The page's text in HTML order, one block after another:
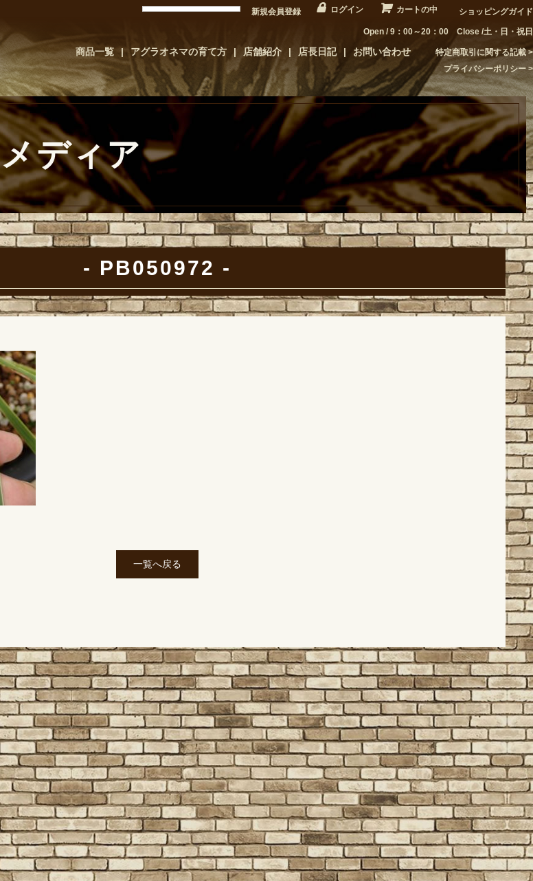
新規会員登録 ログイン カートの中 ショッピングガイド
Open / 9：00～20：00 Close /土・日・祝日
商品一覧 アグラオネマの育て方 店舗紹介 店長日記 お問い合わせ
特定商取引に関する記載
プライバシーポリシー
メディア
PB050972
一覧へ戻る